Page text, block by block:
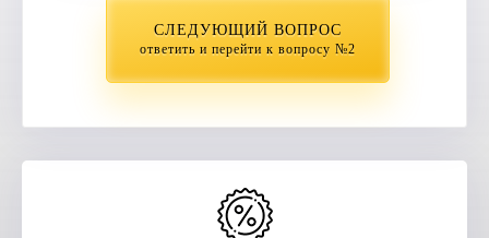
СЛЕДУЮЩИЙ ВОПРОС
ответить и перейти к вопросу №2